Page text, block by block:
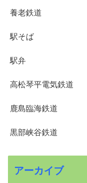
養老鉄道
駅そば
駅弁
高松琴平電気鉄道
鹿島臨海鉄道
黒部峡谷鉄道
アーカイブ